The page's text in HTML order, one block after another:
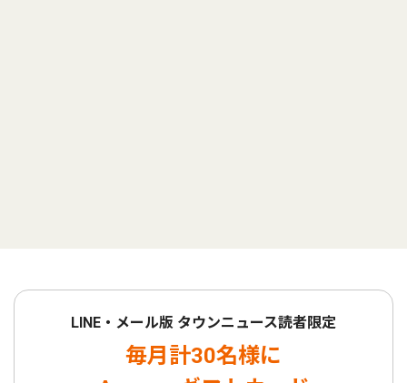
LINE・メール版 タウンニュース読者限定
毎月計30名様に